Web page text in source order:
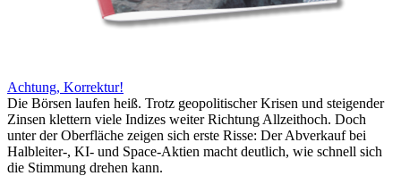
Achtung, Korrektur!
Die Börsen laufen heiß. Trotz geopolitischer Krisen und steigender
Zinsen klettern viele Indizes weiter Richtung Allzeithoch. Doch
unter der Oberfläche zeigen sich erste Risse: Der Abverkauf bei
Halbleiter-, KI- und Space-Aktien macht deutlich, wie schnell sich
die Stimmung drehen kann.